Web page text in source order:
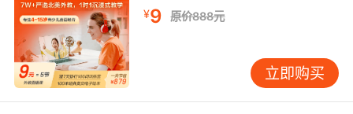
¥9 原价888元
立即购买